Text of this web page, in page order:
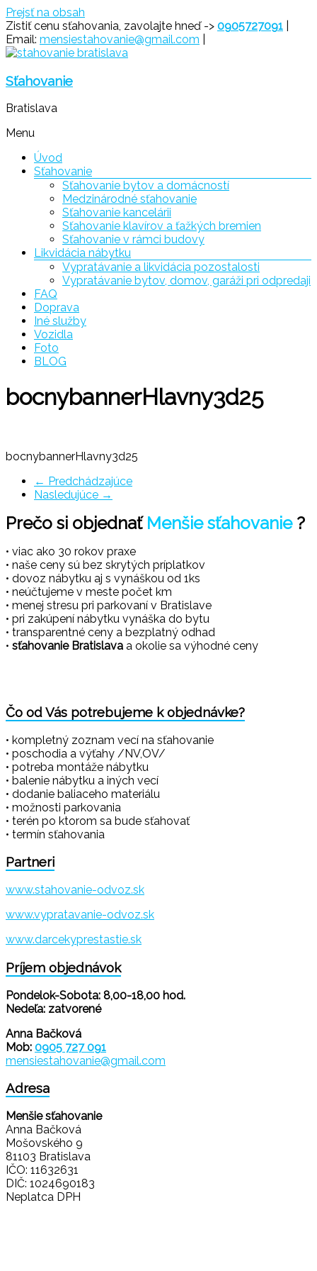
Prejsť na obsah
Zistiť cenu sťahovania, zavolajte hneď -> 0905727091
Email: mensiestahovanie@gmail.com
Sťahovanie
Bratislava
Menu
Úvod
Sťahovanie
Sťahovanie bytov a domácností
Medzinárodné sťahovanie
Sťahovanie kancelárii
Sťahovanie klavírov a ťažkých bremien
Sťahovanie v rámci budovy
Likvidácia nábytku
Vypratávanie a likvidácia pozostalosti
Vypratávanie bytov, domov, garáži pri odpredaji
FAQ
Doprava
Iné služby
Vozidla
Foto
BLOG
bocnybannerHlavny3d25
bocnybannerHlavny3d25
← Predchádzajúce
Nasledujúce →
Prečo si objednať Menšie sťahovanie ?
• viac ako 30 rokov praxe
• naše ceny sú bez skrytých príplatkov
• dovoz nábytku aj s vynáškou od 1ks
• neúčtujeme v meste počet km
• menej stresu pri parkovaní v Bratislave
• pri zakúpení nábytku vynáška do bytu
• transparentné ceny a bezplatný odhad
• sťahovanie Bratislava a okolie sa výhodné ceny
Čo od Vás potrebujeme k objednávke?
• kompletný zoznam vecí na sťahovanie
• poschodia a výťahy /NV,OV/
• potreba montáže nábytku
• balenie nábytku a iných vecí
• dodanie baliaceho materiálu
• možnosti parkovania
• terén po ktorom sa bude sťahovať
• termín sťahovania
Partneri
www.stahovanie-odvoz.sk
www.vypratavanie-odvoz.sk
www.darcekyprestastie.sk
Príjem objednávok
Pondelok-Sobota: 8,00-18,00 hod.
Nedeľa: zatvorené
Anna Bačková
Mob: 0905 727 091
mensiestahovanie@gmail.com
Adresa
Menšie sťahovanie
Anna Bačková
Mošovského 9
81103 Bratislava
IČO: 11632631
DIČ: 1024690183
Neplatca DPH